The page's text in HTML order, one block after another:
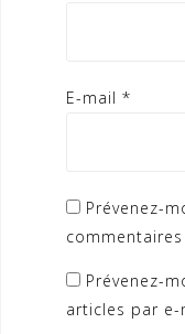
E-mail *
Prévenez-
Prévenez-
articles par e-